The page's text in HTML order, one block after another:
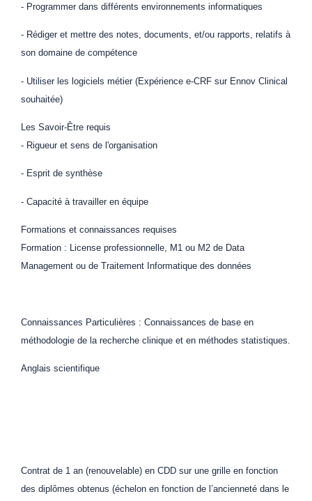
- Programmer dans différents environnements informatiques
- Rédiger et mettre des notes, documents, et/ou rapports, relatifs à
son domaine de compétence
- Utiliser les logiciels métier (Expérience e-CRF sur Ennov Clinical
souhaitée)
Les Savoir-Être requis
- Rigueur et sens de l'organisation
- Esprit de synthèse
- Capacité à travailler en équipe
Formations et connaissances requises
Formation : License professionnelle, M1 ou M2 de Data
Management ou de Traitement Informatique des données
Connaissances Particulières : Connaissances de base en
méthodologie de la recherche clinique et en méthodes statistiques.
Anglais scientifique
Contrat de 1 an (renouvelable) en CDD sur une grille en fonction
des diplômes obtenus (échelon en fonction de l’ancienneté dans le